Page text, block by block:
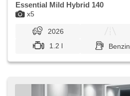
x5
Essential Mild Hybrid 140
2026
1.2 l
Benzin